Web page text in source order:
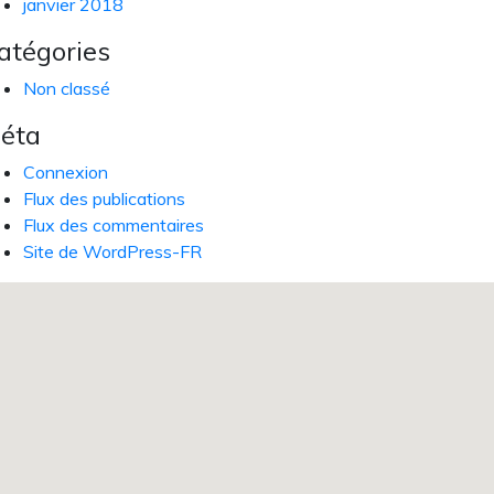
janvier 2018
Non classé
Connexion
Flux des publications
Flux des commentaires
Site de WordPress-FR